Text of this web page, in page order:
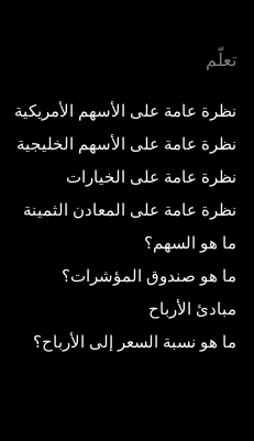
تعلّم
نظرة عامة على الأسهم الأمريكية
نظرة عامة على الأسهم الخليجية
نظرة عامة على الخيارات
نظرة عامة على المعادن الثمينة
ما هو السهم؟
ما هو صندوق المؤشرات؟
مبادئ الأرباح
ما هو نسبة السعر إلى الأرباح؟